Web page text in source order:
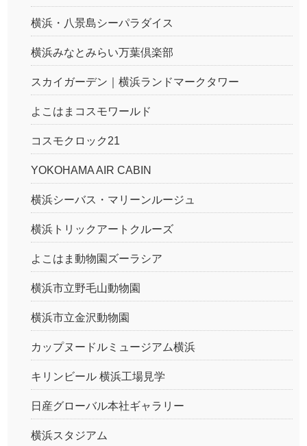
横浜・八景島シーパラダイス
横浜みなとみらい万葉倶楽部
スカイガーデン｜横浜ランドマークタワー
よこはまコスモワールド
コスモクロック21
YOKOHAMA AIR CABIN
横浜シーバス・マリーンルージュ
横浜トリックアートクルーズ
よこはま動物園ズーラシア
横浜市立野毛山動物園
横浜市立金沢動物園
カップヌードルミュージアム横浜
キリンビール 横浜工場見学
日産グローバル本社ギャラリー
横浜スタジアム